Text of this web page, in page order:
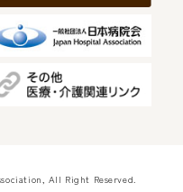
All Right Reserved.